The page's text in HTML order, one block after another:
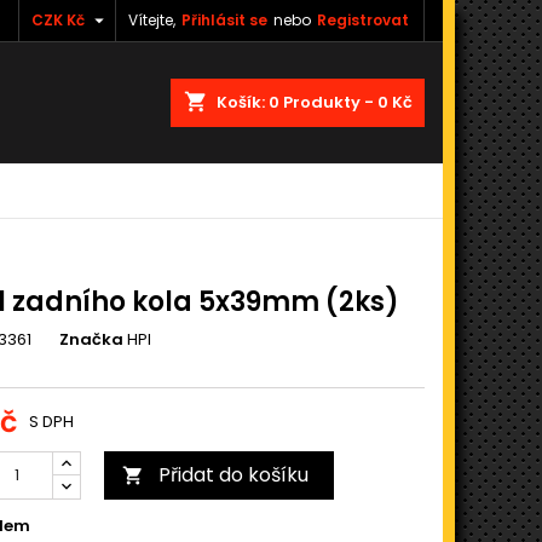
Vítejte, Přihlásit se nebo Registrovat
CZK Kč 
shopping_cart Košík: 0 Produkty - 0 Kč
zadního kola 5x39mm (2ks)
Značka HPI
S DPH
 Přidat do košíku